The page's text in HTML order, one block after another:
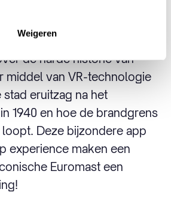
Weigeren
kom je met de app ook
de harde historie van
middel van VR-technologie
stad eruitzag na het
1940 en hoe de brandgrens
Deze bijzondere app
experience maken een
Euromast een